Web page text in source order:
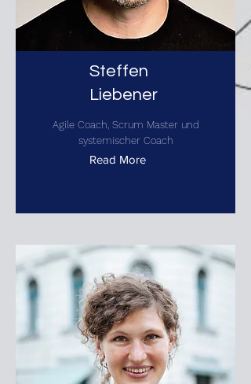
Steffen
Liebener
Agile Coach, Scrum Master und
systemischer Coach
Read More